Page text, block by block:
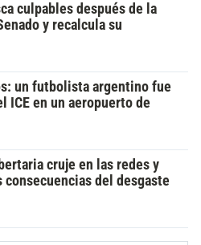
culpables después de la
y recalcula su
un futbolista argentino fue
ICE en un aeropuerto de
cruje en las redes y
del desgaste